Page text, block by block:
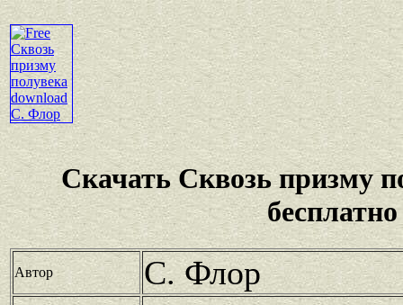
Скачать Сквозь призму
бесплатно
Автор С. Флор